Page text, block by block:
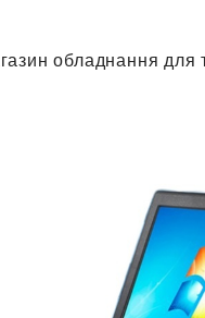
обладнання для